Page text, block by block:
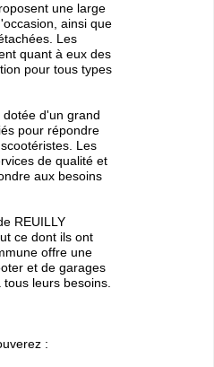
deMOTO & SCOOTER
ou SCOOTERS, un magasin prés
pratiques pour les
toutes les infos sur la
une large
ainsi que
Les
quant à eux des
pour tous types
dotée d'un grand
pour répondre
Les
de qualité et
aux besoins
REUILLY
ce dont ils ont
offre une
et de garages
leurs besoins.
: